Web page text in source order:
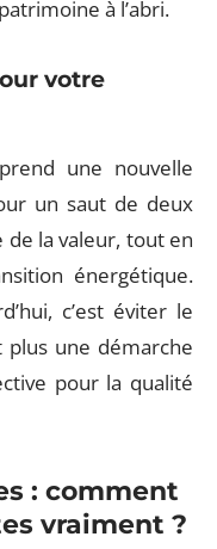
à l’abri.
votre
prend une nouvelle
un saut de deux
la valeur, tout en
énergétique.
c’est éviter le
plus une démarche
pour la qualité
: comment
vraiment ?